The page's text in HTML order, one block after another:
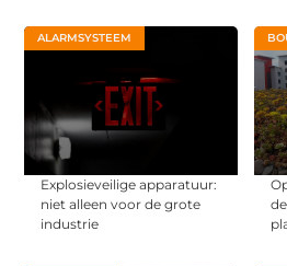
ALARMSYSTEEM
Explosieveilige apparatuur:
niet alleen voor de grote
industrie